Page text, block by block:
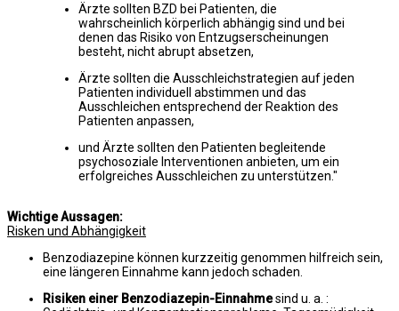
Ärzte sollten BZD bei Patienten, die
wahrscheinlich körperlich abhängig sind und bei
denen das Risiko von Entzugserscheinungen
besteht, nicht abrupt absetzen,
Ärzte sollten die Ausschleichstrategien auf jeden
Patienten individuell abstimmen und das
Ausschleichen entsprechend der Reaktion des
Patienten anpassen,
und Ärzte sollten den Patienten begleitende
psychosoziale Interventionen anbieten, um ein
erfolgreiches Ausschleichen zu unterstützen."
Wichtige Aussagen:
Risken und Abhängigkeit
Benzodiazepine können kurzzeitig genommen hilfreich sein,
eine längeren Einnahme kann jedoch schaden.
Risiken einer Benzodiazepin-Einnahmesind u. a. :